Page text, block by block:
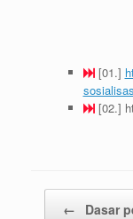
[01.]
[02.]
← Dasar